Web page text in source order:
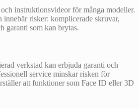
instruktionsvideor för många modeller.
risker: komplicerade skruvar,
garanti som kan brytas.
verkstad kan erbjuda garanti och
service minskar risken för
att funktioner som Face ID eller 3D